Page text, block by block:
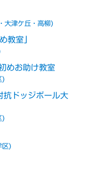
大津ケ丘・高柳)
教室」
めお助け教室
)
ドッジボール大
)
区)